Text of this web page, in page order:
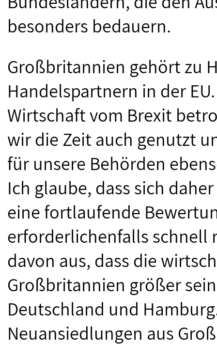
besonders bedauern.
Großbritannien gehört zu
Handelspartnern in der
Wirtschaft vom Brexit
wir die Zeit auch genutzt
für unsere Behörden
Ich glaube, dass sich
eine fortlaufende
erforderlichenfalls schnell
davon aus, dass die
Großbritannien größer
Deutschland und
Neuansiedlungen aus